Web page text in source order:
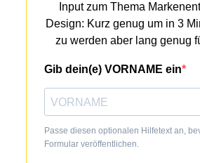
Input zum Thema
Design: Kurz genug um in 3
zu werden aber lang genug
Gib dein(e) VORNAME ein
Passe diesen optionalen Hilfetext an,
Formular veröffentlichen.